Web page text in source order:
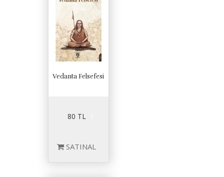
Vedanta Felsefesi
80 TL
SATINAL